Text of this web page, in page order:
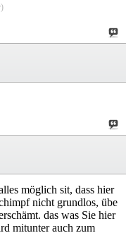
möglich sit, dass hier
nicht grundlos, übe
das was Sie hier
mitunter auch zum